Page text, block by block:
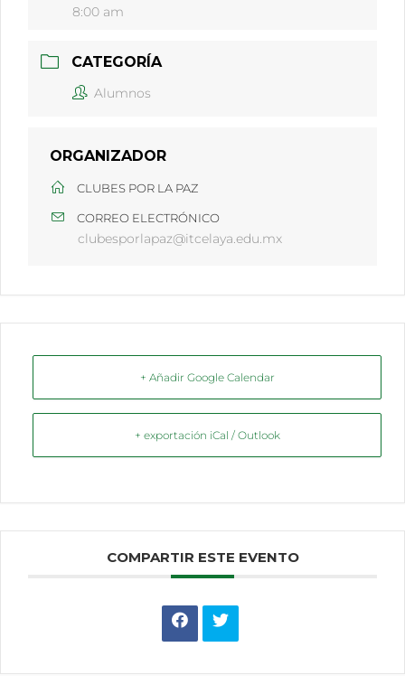
8:00 am
CATEGORÍA
Alumnos
ORGANIZADOR
CLUBES POR LA PAZ
CORREO ELECTRÓNICO
clubesporlapaz@itcelaya.edu.mx
+ Añadir Google Calendar
+ exportación iCal / Outlook
COMPARTIR ESTE EVENTO